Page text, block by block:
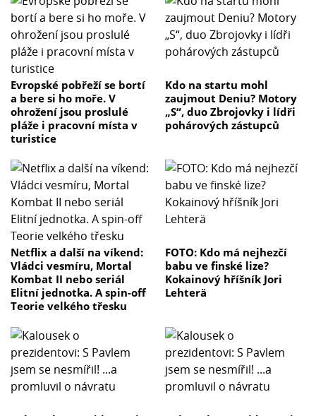
Evropské pobřeží se bortí
a bere si ho moře. V
ohrožení jsou proslulé
pláže i pracovní místa v
turistice
Kdo na startu mohl
zaujmout Deniu? Motory
„S“, duo Zbrojovky i lídři
pohárových zástupců
Netflix a další na víkend:
Vládci vesmíru, Mortal
Kombat II nebo seriál
Elitní jednotka. A spin-off
Teorie velkého třesku
FOTO: Kdo má nejhezčí
babu ve finské lize?
Kokainový hříšník Jori
Lehterä